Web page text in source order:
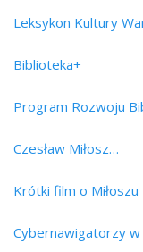
Leksykon Kultury
Biblioteka+
Program Rozwoju
Czesław Miłosz…
Krótki film o Miłoszu
Cybernawigatorzy w